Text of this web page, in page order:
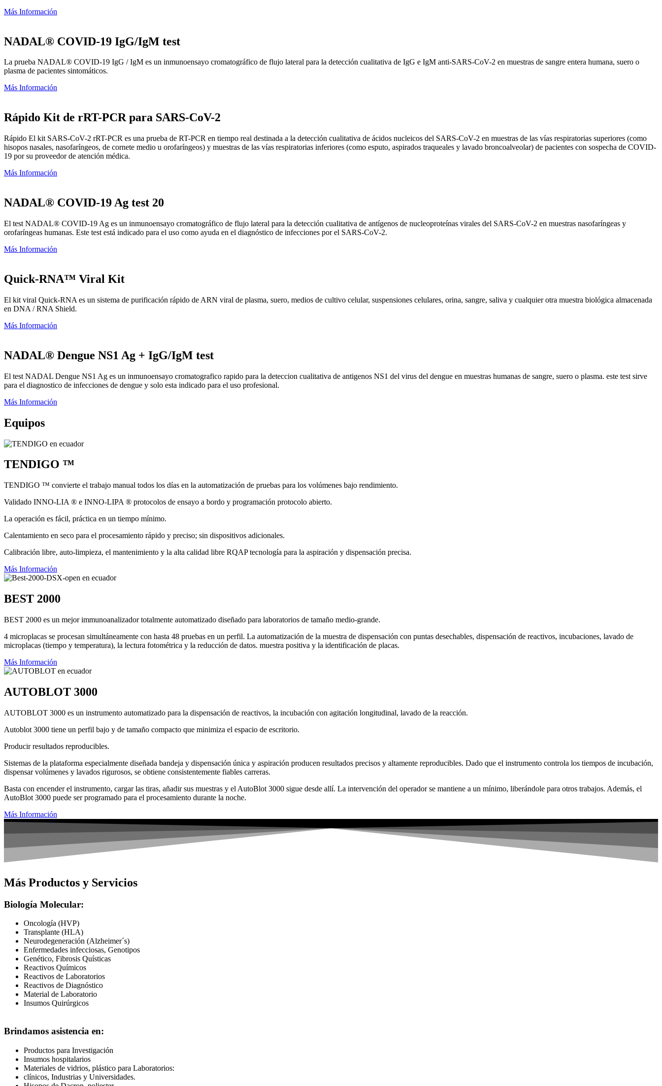
Más Información
NADAL® COVID-19 IgG/IgM test
La prueba NADAL® COVID-19 IgG / IgM es un inmunoensayo cromatográfico de flujo lateral para la detección cualitativa de IgG e IgM anti-SARS-CoV-2 en muestras de sangre entera humana, suero o
plasma de pacientes sintomáticos.
Más Información
Rápido Kit de rRT-PCR para SARS-CoV-2
Rápido El kit SARS-CoV-2 rRT-PCR es una prueba de RT-PCR en tiempo real destinada a la detección cualitativa de ácidos nucleicos del SARS-CoV-2 en muestras de las vías respiratorias superiores (como
hisopos nasales, nasofaríngeos, de cornete medio u orofaríngeos) y muestras de las vías respiratorias inferiores (como esputo, aspirados traqueales y lavado broncoalveolar) de pacientes con sospecha de COVID-
19 por su proveedor de atención médica.
Más Información
NADAL® COVID-19 Ag test 20
El test NADAL® COVID-19 Ag es un inmunoensayo cromatográfico de flujo lateral para la detección cualitativa de antígenos de nucleoproteínas virales del SARS-CoV-2 en muestras nasofaríngeas y
orofaríngeas humanas. Este test está indicado para el uso como ayuda en el diagnóstico de infecciones por el SARS-CoV-2.
Más Información
Quick-RNA™ Viral Kit
El kit viral Quick-RNA es un sistema de purificación rápido de ARN viral de plasma, suero, medios de cultivo celular, suspensiones celulares, orina, sangre, saliva y cualquier otra muestra biológica almacenada
en DNA / RNA Shield.
Más Información
NADAL® Dengue NS1 Ag + IgG/IgM test
El test NADAL Dengue NS1 Ag es un inmunoensayo cromatografico rapido para la deteccion cualitativa de antigenos NS1 del virus del dengue en muestras humanas de sangre, suero o plasma. este test sirve
para el diagnostico de infecciones de dengue y solo esta indicado para el uso profesional.
Más Información
Equipos
TENDIGO ™
TENDIGO ™ convierte el trabajo manual todos los días en la automatización de pruebas para los volúmenes bajo rendimiento.
Validado INNO-LIA ® e INNO-LIPA ® protocolos de ensayo a bordo y programación protocolo abierto.
La operación es fácil, práctica en un tiempo mínimo.
Calentamiento en seco para el procesamiento rápido y preciso; sin dispositivos adicionales.
Calibración libre, auto-limpieza, el mantenimiento y la alta calidad libre RQAP tecnología para la aspiración y dispensación precisa.
Más Información
BEST 2000
BEST 2000 es un mejor immunoanalizador totalmente automatizado diseñado para laboratorios de tamaño medio-grande.
4 microplacas se procesan simultáneamente con hasta 48 pruebas en un perfil. La automatización de la muestra de dispensación con puntas desechables, dispensación de reactivos, incubaciones, lavado de
microplacas (tiempo y temperatura), la lectura fotométrica y la reducción de datos. muestra positiva y la identificación de placas.
Más Información
AUTOBLOT 3000
AUTOBLOT 3000 es un instrumento automatizado para la dispensación de reactivos, la incubación con agitación longitudinal, lavado de la reacción.
Autoblot 3000 tiene un perfil bajo y de tamaño compacto que minimiza el espacio de escritorio.
Producir resultados reproducibles.
Sistemas de la plataforma especialmente diseñada bandeja y dispensación única y aspiración producen resultados precisos y altamente reproducibles. Dado que el instrumento controla los tiempos de incubación,
dispensar volúmenes y lavados rigurosos, se obtiene consistentemente fiables carreras.
Basta con encender el instrumento, cargar las tiras, añadir sus muestras y el AutoBlot 3000 sigue desde allí. La intervención del operador se mantiene a un mínimo, liberándole para otros trabajos. Además, el
AutoBlot 3000 puede ser programado para el procesamiento durante la noche.
Más Información
Más Productos y Servicios
Biología Molecular:
Oncología (HVP)
Transplante (HLA)
Neurodegeneración (Alzheimer´s)
Enfermedades infecciosas, Genotipos
Genético, Fibrosis Quísticas
Reactivos Químicos
Reactivos de Laboratorios
Reactivos de Diagnóstico
Material de Laboratorio
Insumos Quirúrgicos
Brindamos asistencia en:
Productos para Investigación
Insumos hospitalarios
Materiales de vidrios, plástico para Laboratorios:
clínicos, Industrias y Universidades.